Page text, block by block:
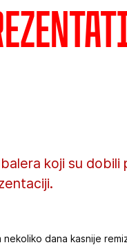
koji su dobili
dana kasnije